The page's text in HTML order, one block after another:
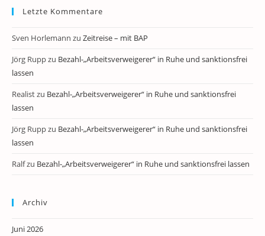
Letzte Kommentare
Sven Horlemann zu Zeitreise – mit BAP
Jörg Ruppzu Bezahl-„Arbeitsverweigerer“ in Ruhe und sanktionsfrei
lassen
Realistzu Bezahl-„Arbeitsverweigerer“ in Ruhe und sanktionsfrei
lassen
Jörg Ruppzu Bezahl-„Arbeitsverweigerer“ in Ruhe und sanktionsfrei
lassen
Ralfzu Bezahl-„Arbeitsverweigerer“ in Ruhe und sanktionsfrei lassen
Archiv
Juni 2026